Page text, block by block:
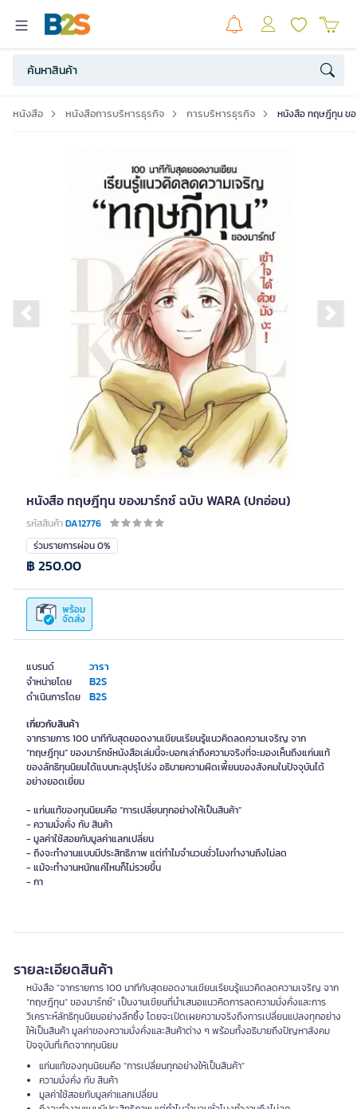
หนังสือ หนังสือการบริหารธุรกิจ การบริหารธุรกิจ หนังสือ ทฤษฎีทุน ขอ
Previous slide
หนังสือ ทฤษฎีทุน ของมาร์กซ์ ฉบับ WARA (ปกอ่อน)
รหัสสินค้าDA12776
แบรนด์ วารา
จำหน่ายโดย B2S
ดำเนินการโดย B2S
ร่วมรายการผ่อน 0%
พร้อม
จัดส่ง
฿ 250.00
เกี่ยวกับสินค้า
จากรายการ 100 นาทีกับสุดยอดงานเขียนเรียนรู้แนวคิดลดความเจริญ จาก
“ทฤษฎีทุน” ของมาร์กซ์หนังสือเล่มนี้จะบอกเล่าถึงความจริงที่จะมองเห็นถึงแก่นแท้
ของลัทธิทุนนิยมได้แบบทะลุปรุโปร่ง อธิบายความผิดเพี้ยนของสังคมในปัจจุบันได้
อย่างยอดเยี่ยม
- แก่นแท้ของทุนนิยมคือ “การเปลี่ยนทุกอย่างให้เป็นสินค้า”
- ความมั่งคั่ง กับ สินค้า
- มูลค่าใช้สอยกับมูลค่าแลกเปลี่ยน
- ถึงจะทำงานแบบมีประสิทธิภาพ แต่ทำไมจำนวนชั่วโมงทำงานถึงไม่ลด
- แม้จะทำงานหนักแค่ไหนก็ไม่รวยขึ้น
- กา
รายละเอียดสินค้า
หนังสือ "จากรายการ 100 นาทีกับสุดยอดงานเขียนเรียนรู้แนวคิดลดความเจริญ จาก
“ทฤษฎีทุน” ของมาร์กซ์" เป็นงานเขียนที่นำเสนอแนวคิดการลดความมั่งคั่งและการ
วิเคราะห์ลัทธิทุนนิยมอย่างลึกซึ้ง โดยจะเปิดเผยความจริงถึงการเปลี่ยนแปลงทุกอย่าง
ให้เป็นสินค้า มูลค่าของความมั่งคั่งและสินค้าต่าง ๆ พร้อมทั้งอธิบายถึงปัญหาสังคม
ปัจจุบันที่เกิดจากทุนนิยม
แก่นแท้ของทุนนิยมคือ “การเปลี่ยนทุกอย่างให้เป็นสินค้า”
ความมั่งคั่ง กับ สินค้า
มูลค่าใช้สอยกับมูลค่าแลกเปลี่ยน